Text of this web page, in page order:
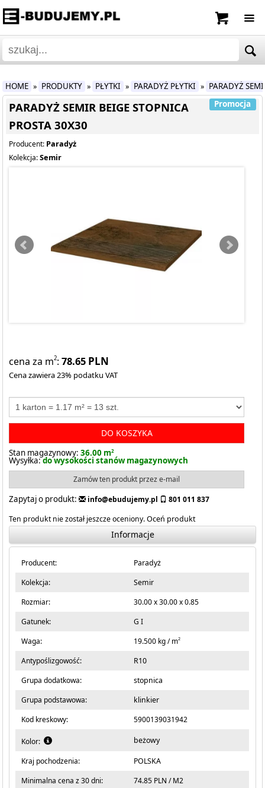
HOME » PRODUKTY » PŁYTKI » PARADYŻ PŁYTKI » PARADYŻ
Promocja
PARADYŻ SEMIR BEIGE STOPNICA
PROSTA 30X30
Producent: Paradyż
Kolekcja:Semir
cena za m2:78.65 PLN
Cena zawiera 23% podatku VAT
DO KOSZYKA
Stan magazynowy: 36.00 m2
Wysyłka:do wysokości stanów magazynowych
Zamów ten produkt przez e-mail
Zapytaj o produkt: info@ebudujemy.pl
801 011 837
Ten produkt nie został jeszcze oceniony.Oceń produkt
Informacje
Producent:
Paradyż
Kolekcja:
Semir
Rozmiar:
30.00 x 30.00 x 0.85
Gatunek:
G I
Waga:
19.500 kg / m2
Antypoślizgowość:
R10
Grupa dodatkowa:
stopnica
Grupa podstawowa:
klinkier
Kod kreskowy:
5900139031942
Kolor: beżowy
Kraj pochodzenia:
POLSKA
Minimalna cena z 30 dni:
74.85 PLN / M2